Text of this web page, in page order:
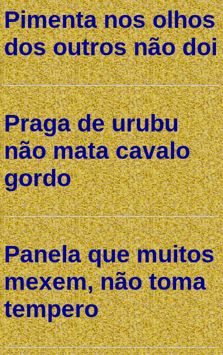
Pimenta nos olhos
dos outros não doi
Praga de urubu
não mata cavalo
gordo
Panela que muitos
mexem, não toma
tempero